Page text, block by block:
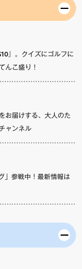
』。クイズにゴルフに
んこ盛り！
お届けする、大人のた
ャンネル
」参戦中！最新情報は